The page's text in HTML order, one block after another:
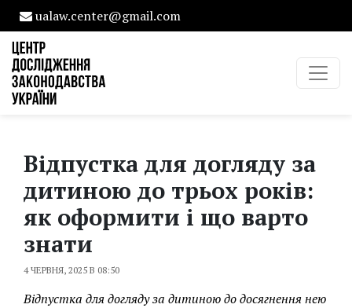
ualaw.center@gmail.com
Відпустка для догляду за
дитиною до трьох років:
як оформити і що варто
знати
4 ЧЕРВНЯ, 2025 В 08:50
Відпустка для догляду за дитиною до досягнення нею